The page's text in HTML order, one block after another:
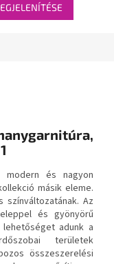
és nagyon
másik eleme.
Az
és gyönyörű
lehetőséget adunk a
területek
összeszerelési